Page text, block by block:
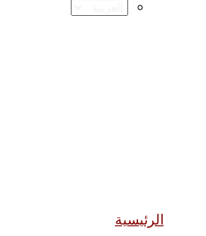
الرئيسية